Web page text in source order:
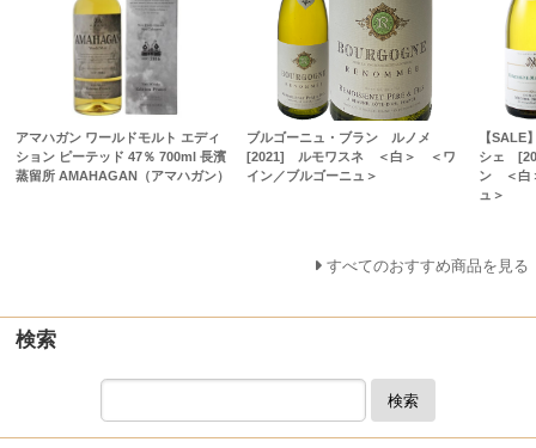
アマハガン ワールドモルト エディ
ション ピーテッド 47％ 700ml 長濱
蒸留所 AMAHAGAN（アマハガン）
ブルゴーニュ・ブラン ルノメ
[2021] ルモワスネ ＜白＞ ＜ワ
イン／ブルゴーニュ＞
【SALE
シェ
ン ＜白
ュ＞
すべてのおすすめ商品を見る
検索
検索